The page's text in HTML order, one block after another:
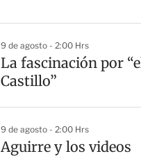
9 de agosto - 2:00 Hrs
La fascinación por
Castillo”
9 de agosto - 2:00 Hrs
Aguirre y los videos